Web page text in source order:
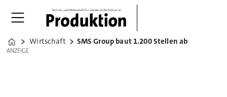
Home
Wirtschaft SMS Group baut 1.200 Stellen ab
ANZEIGE
ANZEIGE